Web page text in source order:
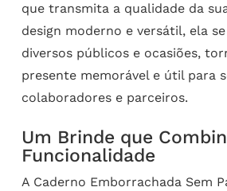
que transmita a qualidade da
design moderno e versátil, ela
diversos públicos e ocasiões,
presente memorável e útil para
colaboradores e parceiros.
Um Brinde que
Funcionalidade
A Caderno Emborrachada Sem